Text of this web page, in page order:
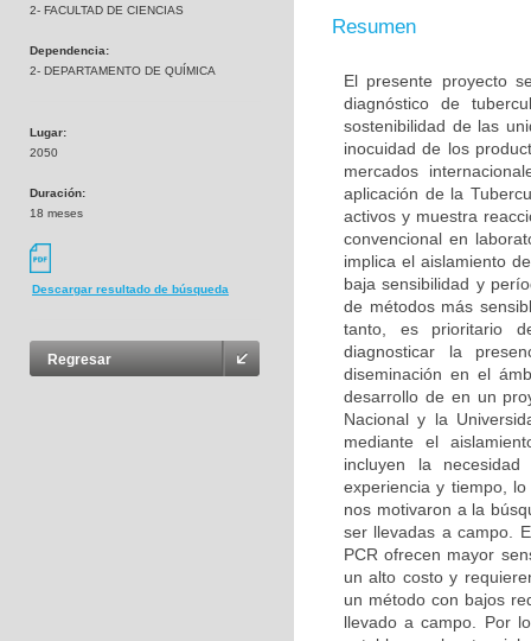
2- FACULTAD DE CIENCIAS
Dependencia:
2- DEPARTAMENTO DE QUÍMICA
Lugar:
2050
Duración:
18 meses
Descargar resultado de búsqueda
Regresar
Resumen
El presente proyecto
diagnóstico de
sostenibilidad de las
inocuidad de los
mercados
aplicación de la
activos y muestra
convencional en
implica el aislamiento
baja sensibilidad y
de métodos más
tanto, es prioritario
diagnosticar la
diseminación en el
desarrollo de en un
Nacional y la
mediante el
incluyen la
experiencia y tiempo,
nos motivaron a la
ser llevadas a campo.
PCR ofrecen mayor
un alto costo y
un método con bajos
llevado a campo. Por